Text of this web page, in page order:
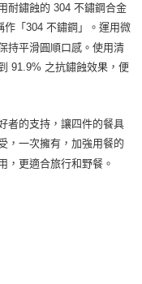
人之同意方可使用
損失，本公司不負相關責
形，本公司將視審查結果
度並採取法律行動。
耐鏽蝕的 304 不鏽鋼合金
「304 不鏽鋼」。運用微
持平滑圓順口感。使用清
91.9% 之抗鏽蝕效果，便
者的支持，讓四件的餐具
，一次擁有，加強用餐的
，更適合旅行和野餐。